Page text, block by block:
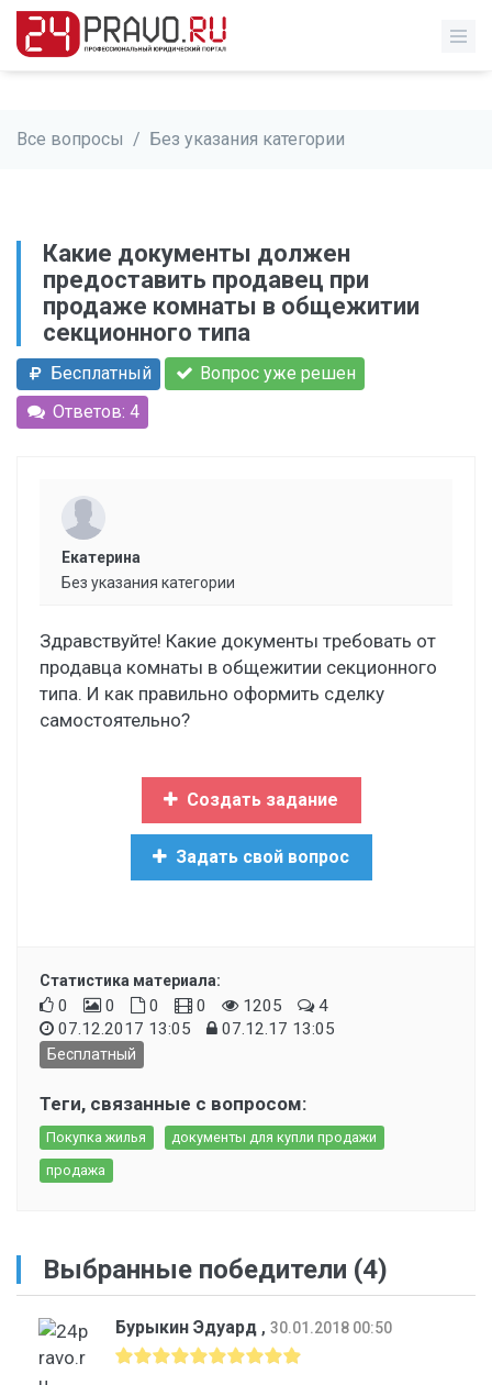
Все вопросы / Без указания категории
Какие документы должен
предоставить продавец при
продаже комнаты в общежитии
секционного типа
Бесплатный
Вопрос уже решен
Ответов: 4
Екатерина
Без указания категории
Здравствуйте! Какие документы требовать от
продавца комнаты в общежитии секционного
типа. И как правильно оформить сделку
самостоятельно?
Создать задание
Задать свой вопрос
Статистика материала:
0 0 0 0 1205
4
07.12.2017 13:05
07.12.17 13:05
Бесплатный
Теги, связанные с вопросом:
Покупка жилья документы для купли продажи
продажа
Выбранные победители (4)
Бурыкин Эдуард , 30.01.2018 00:50